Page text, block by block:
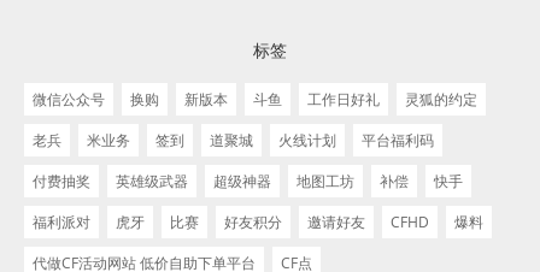
标签
微信公众号 换购 新版本 斗鱼 工作日好礼
灵狐的约定
老兵
米业务 签到 道聚城 火线计划
平台福利码
付费抽奖
英雄级武器 超级神器 地图工坊 补偿
快手
福利派对
虎牙 比赛 好友积分 邀请好友 CFHD
爆料
代做CF活动网站 低价自助下单平台
CF点